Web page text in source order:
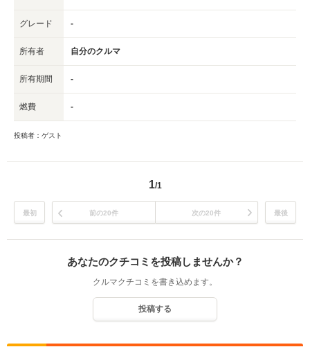
グレード -
所有者 自分のクルマ
所有期間 -
燃費 -
投稿者：ゲスト
1/1
最初 前の20件 次の20件 最後
あなたのクチコミを投稿しませんか？
クルマクチコミを書き込めます。
投稿する